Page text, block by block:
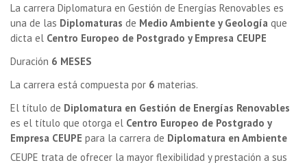
La carrera Diplomatura en Gestión de Energías Renovables es
una de las Diplomaturas de Medio Ambiente y Geología que
dicta el Centro Europeo de Postgrado y Empresa CEUPE
Duración 6 MESES
La carrera está compuesta por 6 materias.
El título de Diplomatura en Gestión de Energías Renovables
es el título que otorga el Centro Europeo de Postgrado y
Empresa CEUPE para la carrera de Diplomatura en Ambiente
CEUPE trata de ofrecer la mayor flexibilidad y prestación a sus